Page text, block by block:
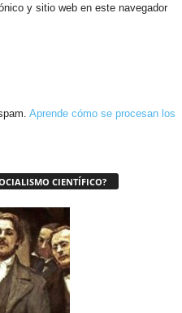
y sitio web en este navegador
Aprende cómo se procesan los
CIENTÍFICO?